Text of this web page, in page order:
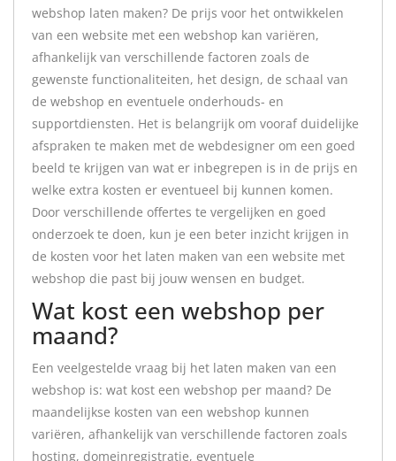
webshop laten maken? De prijs voor het ontwikkelen
van een website met een webshop kan variëren,
afhankelijk van verschillende factoren zoals de
gewenste functionaliteiten, het design, de schaal van
de webshop en eventuele onderhouds- en
supportdiensten. Het is belangrijk om vooraf duidelijke
afspraken te maken met de webdesigner om een goed
beeld te krijgen van wat er inbegrepen is in de prijs en
welke extra kosten er eventueel bij kunnen komen.
Door verschillende offertes te vergelijken en goed
onderzoek te doen, kun je een beter inzicht krijgen in
de kosten voor het laten maken van een website met
webshop die past bij jouw wensen en budget.
Wat kost een webshop per
maand?
Een veelgestelde vraag bij het laten maken van een
webshop is: wat kost een webshop per maand? De
maandelijkse kosten van een webshop kunnen
variëren, afhankelijk van verschillende factoren zoals
hosting, domeinregistratie, eventuele